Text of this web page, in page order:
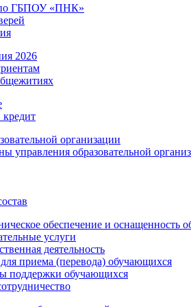
по ГБПОУ «ПНК»
2026
кредит
организации
управления образовательной
обеспечение и оснащенность
услуги
деятельность
приема (перевода) обучающихся
поддержки обучающихся